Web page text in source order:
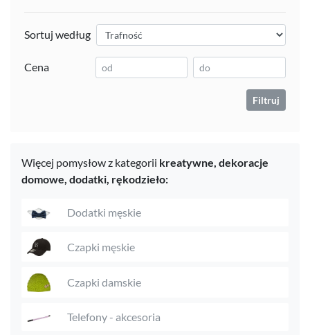
Sortuj według
Cena
Filtruj
Więcej pomysłow z kategorii kreatywne, dekoracje
domowe, dodatki, rękodzieło:
Dodatki męskie
Czapki męskie
Czapki damskie
Telefony - akcesoria